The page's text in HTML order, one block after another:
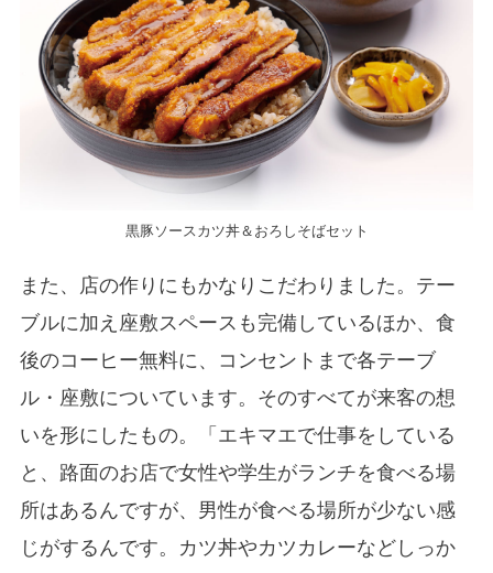
黒豚ソースカツ丼＆おろしそばセット
また、店の作りにもかなりこだわりました。テー
ブルに加え座敷スペースも完備しているほか、食
後のコーヒー無料に、コンセントまで各テーブ
ル・座敷についています。そのすべてが来客の想
いを形にしたもの。「エキマエで仕事をしている
と、路面のお店で女性や学生がランチを食べる場
所はあるんですが、男性が食べる場所が少ない感
じがするんです。カツ丼やカツカレーなどしっか